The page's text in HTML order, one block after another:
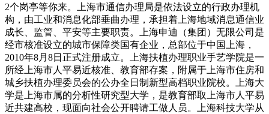
2个岗亭等你来。上海市通信办理局是依法设立的行政办理机
构，由工业和消息化部垂曲办理，承担着上海地域消息通信业
成长、监管、平安等主要职责。上海申迪（集团）无限公司是
经市核准设立的城市保障类国有企业，总部位于中国上海，
2010年8月8日正式注册成立。上海扶植办理职业手艺学院是一
所经上海市人平易近核准、教育部存案，附属于上海市住房和
城乡扶植办理委员会的公办全日制新型高档职业院校。上海大
学是上海市属的分析性研究型大学，是教育部取上海市人平易
近共建高校，现面向社会公开聘请工做人员。上海科技大学从